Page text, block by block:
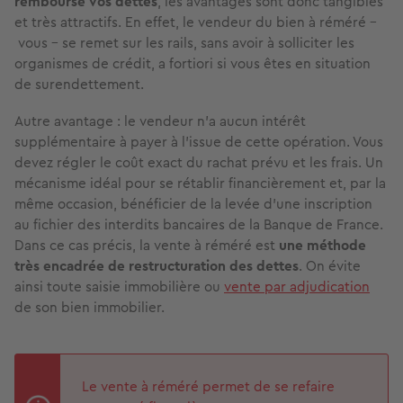
et très attractifs. En effet, le vendeur du bien à réméré –
vous – se remet sur les rails, sans avoir à solliciter les
organismes de crédit, a fortiori si vous êtes en situation
de surendettement.
Autre avantage : le vendeur n’a aucun intérêt
supplémentaire à payer à l’issue de cette opération. Vous
devez régler le coût exact du rachat prévu et les frais. Un
mécanisme idéal pour se rétablir financièrement et, par la
même occasion, bénéficier de la levée d’une inscription
au fichier des interdits bancaires de la Banque de France.
Dans ce cas précis, la vente à réméré est une méthode
très encadrée de restructuration des dettes. On évite
ainsi toute saisie immobilière ou vente par adjudication
de son bien immobilier.
Le vente à réméré permet de se refaire